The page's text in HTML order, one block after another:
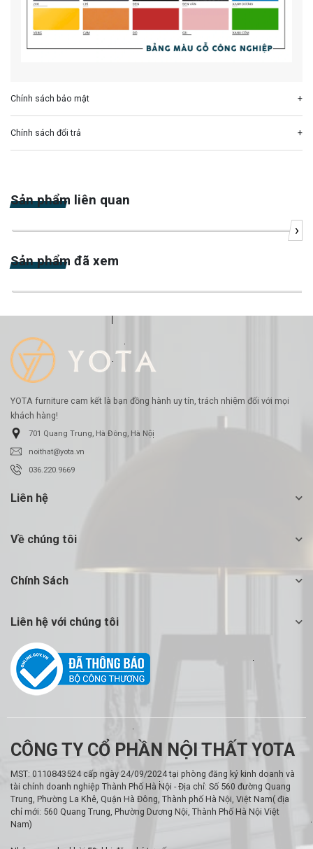
Chính sách bảo mật
Chính sách đổi trả
Sản phẩm liên quan
›
Sản phẩm đã xem
YOTA furniture cam kết là bạn đồng hành uy tín, trách nhiệm đối với mọi
khách hàng!
701 Quang Trung, Hà Đông, Hà Nội
noithat@yota.vn
036.220.9669
Liên hệ
Về chúng tôi
Chính Sách
Liên hệ với chúng tôi
CÔNG TY CỔ PHẦN NỘI THẤT YOTA
MST: 0110843524 cấp ngày 24/09/2024 tại phòng đăng ký kinh doanh và
tài chính doanh nghiệp Thành Phố Hà Nội - Địa chỉ: Số 560 đường Quang
Trung, Phường La Khê, Quận Hà Đông, Thành phố Hà Nội, Việt Nam( địa
chỉ mới: 560 Quang Trung, Phường Dương Nội, Thành Phố Hà Nội Việt
Nam)